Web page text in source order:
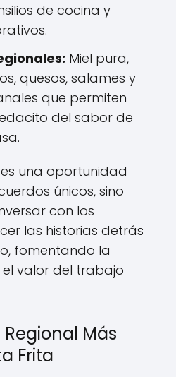
de cocina y
Miel pura,
quesos, salames y
que permiten
del sabor de
una oportunidad
únicos, sino
con los
las historias detrás
fomentando la
valor del trabajo
Más
Frita